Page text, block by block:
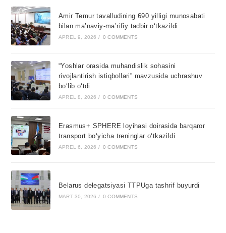
Amir Temur tavalludining 690 yilligi munosabati
bilan ma’naviy-ma’rifiy tadbir o‘tkazildi
APREL 9, 2026 / 0 COMMENTS
“Yoshlar orasida muhandislik sohasini
rivojlantirish istiqbollari” mavzusida uchrashuv
bo‘lib o‘tdi
APREL 8, 2026 / 0 COMMENTS
Erasmus+ SPHERE loyihasi doirasida barqaror
transport bo‘yicha treninglar o‘tkazildi
APREL 6, 2026 / 0 COMMENTS
Belarus delegatsiyasi TTPUga tashrif buyurdi
MART 30, 2026 / 0 COMMENTS